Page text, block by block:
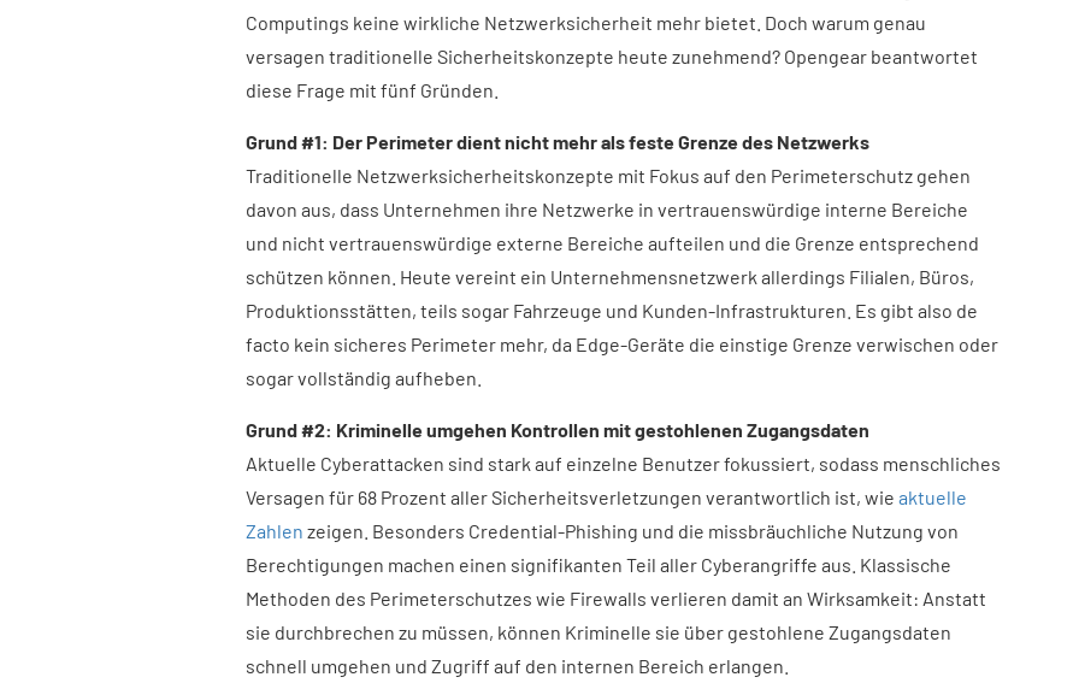
Computings keine wirkliche Netzwerksicherheit mehr bietet. Doch warum genau
versagen traditionelle Sicherheitskonzepte heute zunehmend? Opengear beantwortet
diese Frage mit fünf Gründen.
Grund #1: Der Perimeter dient nicht mehr als feste Grenze des Netzwerks
Traditionelle Netzwerksicherheitskonzepte mit Fokus auf den Perimeterschutz gehen
davon aus, dass Unternehmen ihre Netzwerke in vertrauenswürdige interne Bereiche
und nicht vertrauenswürdige externe Bereiche aufteilen und die Grenze entsprechend
schützen können. Heute vereint ein Unternehmensnetzwerk allerdings Filialen, Büros,
Produktionsstätten, teils sogar Fahrzeuge und Kunden-Infrastrukturen. Es gibt also de
facto kein sicheres Perimeter mehr, da Edge-Geräte die einstige Grenze verwischen oder
sogar vollständig aufheben.
Grund #2: Kriminelle umgehen Kontrollen mit gestohlenen Zugangsdaten
Aktuelle Cyberattacken sind stark auf einzelne Benutzer fokussiert, sodass menschliches
Versagen für 68 Prozent aller Sicherheitsverletzungen verantwortlich ist, wie aktuelle
Zahlen zeigen. Besonders Credential-Phishing und die missbräuchliche Nutzung von
Berechtigungen machen einen signifikanten Teil aller Cyberangriffe aus. Klassische
Methoden des Perimeterschutzes wie Firewalls verlieren damit an Wirksamkeit: Anstatt
sie durchbrechen zu müssen, können Kriminelle sie über gestohlene Zugangsdaten
schnell umgehen und Zugriff auf den internen Bereich erlangen.